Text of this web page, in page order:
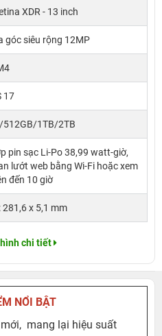
XDR - 13 inch
góc siêu rộng 12MP
17
512GB/1TB/2TB
pin sạc Li-Po 38,99 watt‑giờ,
lướt web bằng Wi-Fi hoặc xem
đến 10 giờ
281,6 x 5,1 mm
chi tiết
NỔI BẬT
mang lại hiệu suất